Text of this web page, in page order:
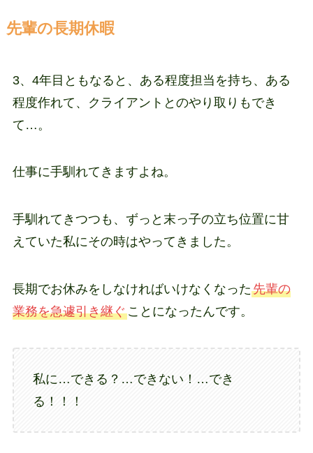
先輩の長期休暇
3、4年目ともなると、ある程度担当を持ち、ある
程度作れて、クライアントとのやり取りもでき
て…。
仕事に手馴れてきますよね。
手馴れてきつつも、ずっと末っ子の立ち位置に甘
えていた私にその時はやってきました。
長期でお休みをしなければいけなくなった先輩の
業務を急遽引き継ぐことになったんです。
私に…できる？…できない！…でき
る！！！